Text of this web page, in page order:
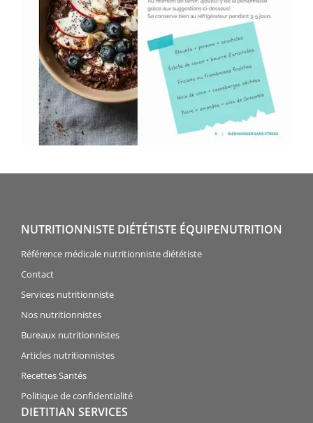
NUTRITIONNISTE DIÉTÉTISTE ÉQUIPENUTRITION
Référence médicale nutritionniste diététiste
Contact
Services nutritionniste
Nos nutritionnistes
Bureaux nutritionnistes
Articles nutritionnistes
Recettes Santés
Politique de confidentialité
DIETITIAN SERVICES